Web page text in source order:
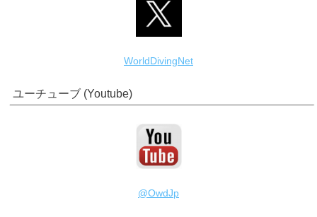
WorldDivingNet
ユーチューブ (Youtube)
@OwdJp